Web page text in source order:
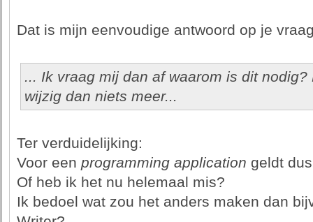
Dat is mijn eenvoudige antwoord op je
... Ik vraag mij dan af waarom is dit
wijzig dan niets meer...
Ter verduidelijking:
Voor een programming application geldt
Of heb ik het nu helemaal mis?
Ik bedoel wat zou het anders maken dan